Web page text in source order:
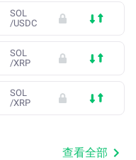
SOL
/USDC
SOL
/XRP
SOL
/XRP
查看全部